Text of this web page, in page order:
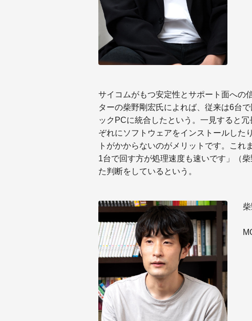
サイコムがもつ安定性とサポート面への
ターの柴野剛宏氏によれば、従来は6台
ックPCに統合したという。一見すると
ぞれにソフトウェアをインストールした
トがかからないのがメリットです。こ
1台で回す方が処理速度も速いです」（
た判断をしているという。